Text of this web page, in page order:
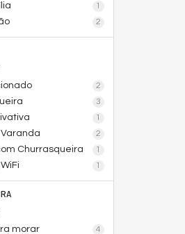
1
2
2
3
1
2
Churrasqueira 1
1
morar
4